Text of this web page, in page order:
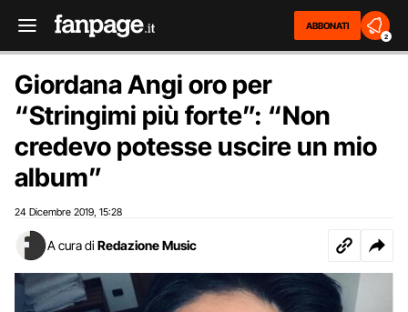
ABBONATI
2
Giordana Angi oro per
“Stringimi più forte”: “Non
credevo potesse uscire un mio
album”
24 Dicembre 2019 15:28
A cura di Redazione Music